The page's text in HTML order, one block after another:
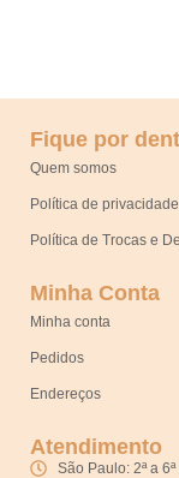
Fique por
Quem somos
Política de privacidade
Política de Trocas e
Minha Conta
Minha conta
Pedidos
Endereços
Atendimento
São Paulo: 2ª a